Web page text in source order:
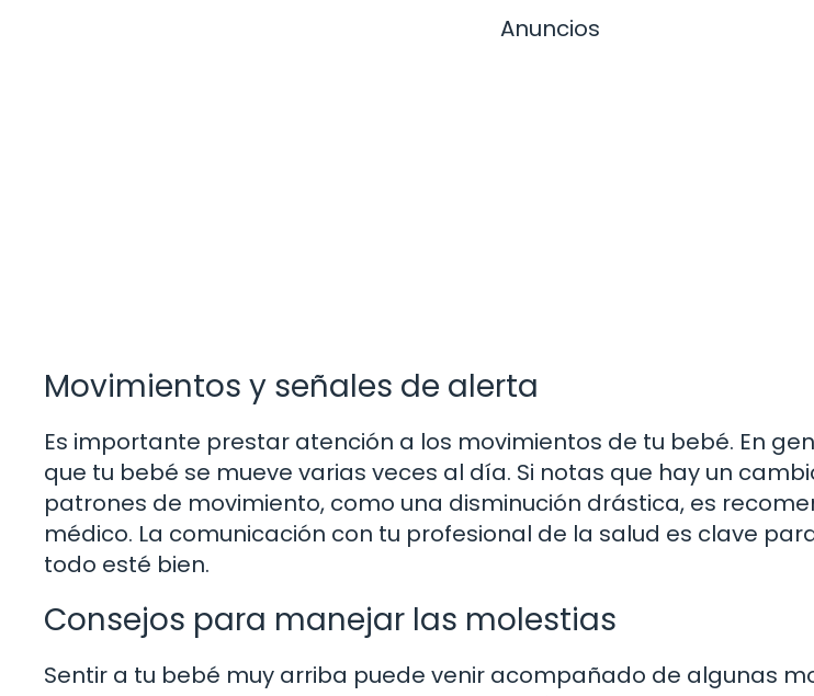
Anuncios
Movimientos y señales de alerta
Es importante prestar atención a los movimientos de tu bebé. En
que tu bebé se mueve varias veces al día. Si notas que hay un
patrones de movimiento, como una disminución drástica, es
médico. La comunicación con tu profesional de la salud es clave
todo esté bien.
Consejos para manejar las molestias
Sentir a tu bebé muy arriba puede venir acompañado de algunas